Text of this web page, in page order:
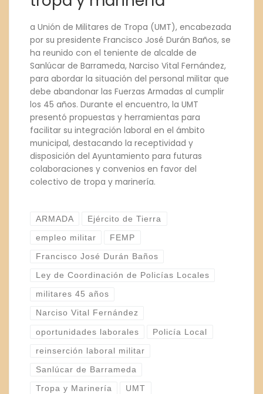
a Unión de Militares de Tropa (UMT), encabezada
por su presidente Francisco José Durán Baños, se
ha reunido con el teniente de alcalde de
Sanlúcar de Barrameda, Narciso Vital Fernández,
para abordar la situación del personal militar que
debe abandonar las Fuerzas Armadas al cumplir
los 45 años. Durante el encuentro, la UMT
presentó propuestas y herramientas para
facilitar su integración laboral en el ámbito
municipal, destacando la receptividad y
disposición del Ayuntamiento para futuras
colaboraciones y convenios en favor del
colectivo de tropa y marinería.
ARMADA Ejército de Tierra
empleo militar FEMP
Francisco José Durán Baños
Ley de Coordinación de Policías Locales
militares 45 años
Narciso Vital Fernández
oportunidades laborales Policía Local
reinserción laboral militar
Sanlúcar de Barrameda
Tropa y Marinería UMT